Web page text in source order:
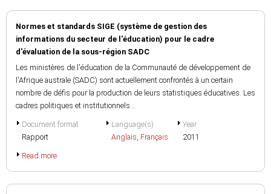
Normes et standards SIGE (système de gestion des
informations du secteur de l'éducation) pour le cadre
d'évaluation de la sous-région SADC
Les ministères de l'éducation de la Communauté de développement de
l'Afrique australe (SADC) sont actuellement confrontés à un certain
nombre de défis pour la production de leurs statistiques éducatives. Les
cadres politiques et institutionnels...
Document format
Rapport
Language(s)
Anglais, Français
Year
2011
Read more